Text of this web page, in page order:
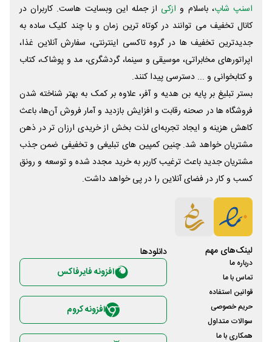
اسنپ شاپ، باسلام و ازکی از جمله این وبسایت ‌هاست. کاربران در
کانال تخفیف می توانند در کوتاه ترین زمان و با چند کلیک ساده به
جدیدترین تخفیف ها در گروه تاکسی اینترنتی، سفارش آنلاین غذا،
اپراتورهای مخابراتی، موسیقی و سینما، گردشگری، مد و پوشاک، کتاب
و کتابخوانی و ... دسترسی پیدا کنند.
بستر تبلیغ بر پایه بن هدیه و آفر، علاوه بر کمک به بهتر شناخته شدن
فروشگاه ها در صحنه رقابت و افزایش بازدید و آمار فروش آن‌ها، باعث
کاهش هزینه و ایجاد تجربه‌ای لذت بخش از خریدی ارزان تر در ذهن
مشتریان خواهد شد. چنین کمپین های تبلیغی و تخفیفی ضمن جذب
مشتریان جدید باعث ترغیب کاربر به خرید مجدد شده و توسعه و رونق
کسب و کار در فضای آنلاین را در پی خواهد داشت.
لینک‌های مهم
درباره ما
تماس با ما
قوانین استفاده
حریم خصوصی
سوالات متداول
همکاری با ما
دانلود‌ها
افزونه فایرفاکس
افزونه کروم